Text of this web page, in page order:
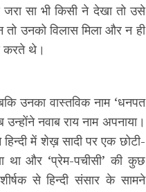
सा भी किसी ने देखा तो उसे
तो उनको विलास मिला और न ही
करते थे।
उनका वास्तविक नाम ‘धनपत
नवाब राय नाम अपनाया।
में शेख़ सादी पर एक छोटी-
था और ‘प्रेम-पचीसी’ की कुछ
से हिन्दी संसार के सामने